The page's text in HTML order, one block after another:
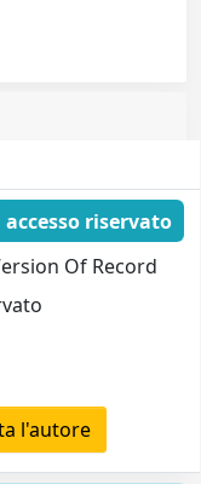
accesso riservato
Of Record
l'autore